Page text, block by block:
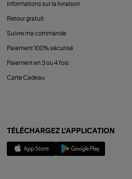
Informations sur la livraison
Retour gratuit
Suivre ma commande
Paiement 100% sécurisé
Paiement en 3 ou 4 fois
Carte Cadeau
TÉLÉCHARGEZ L'APPLICATION